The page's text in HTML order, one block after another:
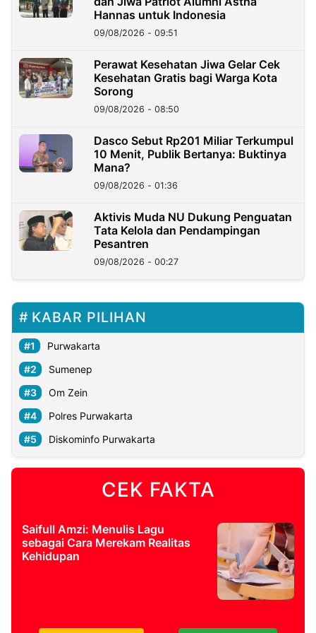
Hannas untuk Indonesia
09/08/2026 - 09:51
Perawat Kesehatan Jiwa Gelar Cek
Kesehatan Gratis bagi Warga Kota
Sorong
09/08/2026 - 08:50
Dasco Sebut Rp201 Miliar Terkumpul
10 Menit, Publik Bertanya: Buktinya
Mana?
09/08/2026 - 01:36
Aktivis Muda NU Dukung Penguatan
Tata Kelola dan Pendampingan
Pesantren
09/08/2026 - 00:27
KABAR PILIHAN
Purwakarta
Sumenep
Om Zein
Polres Purwakarta
Diskominfo Purwakarta
CEK FAKTA
Saifull Amzi: Menulis Lagu
sebagai Cara Merekam Realitas
Kehidupan